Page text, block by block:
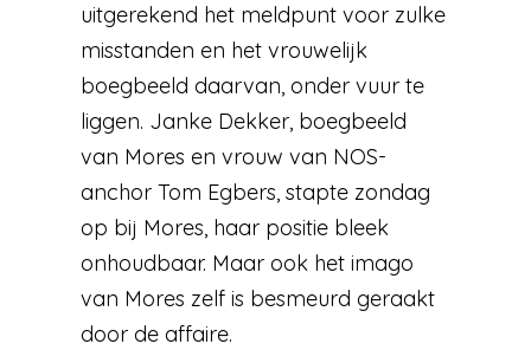
uitgerekend het meldpunt voor zulke
misstanden en het vrouwelijk
boegbeeld daarvan, onder vuur te
liggen. Janke Dekker, boegbeeld
van Mores en vrouw van NOS-
anchor Tom Egbers, stapte zondag
op bij Mores, haar positie bleek
onhoudbaar. Maar ook het imago
van Mores zelf is besmeurd geraakt
door de affaire.